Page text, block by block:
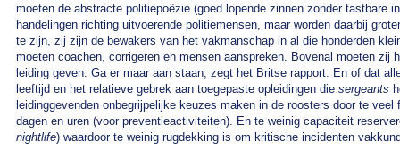
moeten de abstracte politiepoëzie (goed lopende zinnen zonder tastbare
handelingen richting uitvoerende politiemensen, maar worden daarbij
te zijn, zij zijn de bewakers van het vakmanschap in al die honderden
moeten coachen, corrigeren en mensen aanspreken. Bovenal moeten zij
leiding geven. Ga er maar aan staan, zegt het Britse rapport. En of dat
leeftijd en het relatieve gebrek aan toegepaste opleidingen die sergeants
leidinggevenden onbegrijpelijke keuzes maken in de roosters door te
dagen en uren (voor preventieactiviteiten). En te weinig capaciteit
nightlife) waardoor te weinig rugdekking is om kritische incidenten